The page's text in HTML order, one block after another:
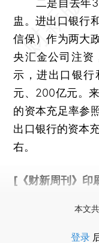
二是自去年3
盅。进出口银行
信保）作为两大
央汇金公司注资
示，进出口银
元、200亿元。
的资本充足率参
出口银行的资本
右。
[《财新周刊》印
本文
登录